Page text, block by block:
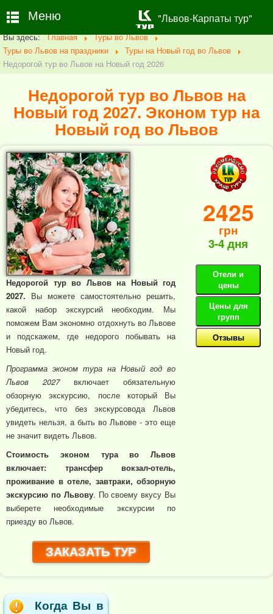
Вы здесь: Главная
Туры во Львов
Туры во Львов на праздники
Туры на Новый год во Львов
Недорогой тур во Львов на Новый год 2026
Недорогой тур во Львов на
Новый год 2027. Эконом тур на
Новый год во Львов
Недорогой тур во Львов на Новый год
2027. Вы можете самостоятельно решить,
какой набор экскурсий необходим. Мы
поможем Вам экономно отдохнуть во Львове
и подскажем, где недорого побывать на
Новый год.
Программа эконом тура на Новый год во
Львов 2027включает обязательную
обзорную экскурсию, после который Вы
убедитесь, что без экскурсовода Львов
увидеть нельзя, а быть во Львове - это еще
не значит видеть Львов.
Стоимость эконом тура во Львов
включает: трансфер вокзал-отель,
проживание в отеле, завтраки, обзорную
экскурсию по Львову. По своему вкусу Вы
выберете необходимые экскурсии по
приезду во Львов.
ЗАКАЗАТЬ ТУР
2425
грн
3-4 дня
Отели и
цены
Цены для
групп
Отзывы
Когда Вы в
Меню "Львов-Карпаты тур"